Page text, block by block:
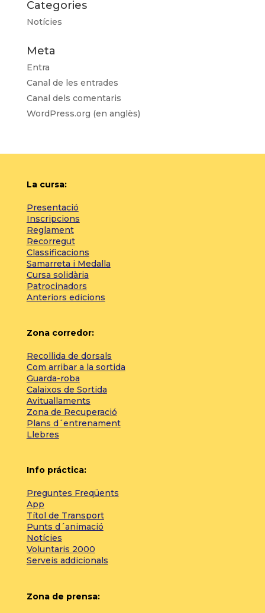
Categories
Notícies
Meta
Entra
Canal de les entrades
Canal dels comentaris
WordPress.org (en anglès)
La cursa:
Presentació
Inscripcions
Reglament
Recorregut
Classificacions
Samarreta i Medalla
Cursa solidària
Patrocinadors
Anteriors edicions
Zona corredor:
Recollida de dorsals
Com arribar a la sortida
Guarda-roba
Calaixos de Sortida
Avituallaments
Zona de Recuperació
Plans d´entrenament
Llebres
Info práctica:
Preguntes Freqüents
App
Títol de Transport
Punts d´animació
Notícies
Voluntaris 2000
Serveis addicionals
Zona de prensa: